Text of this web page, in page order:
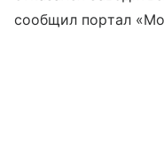
сообщил портал